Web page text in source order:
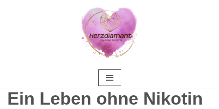
Ein Leben ohne Nikotin